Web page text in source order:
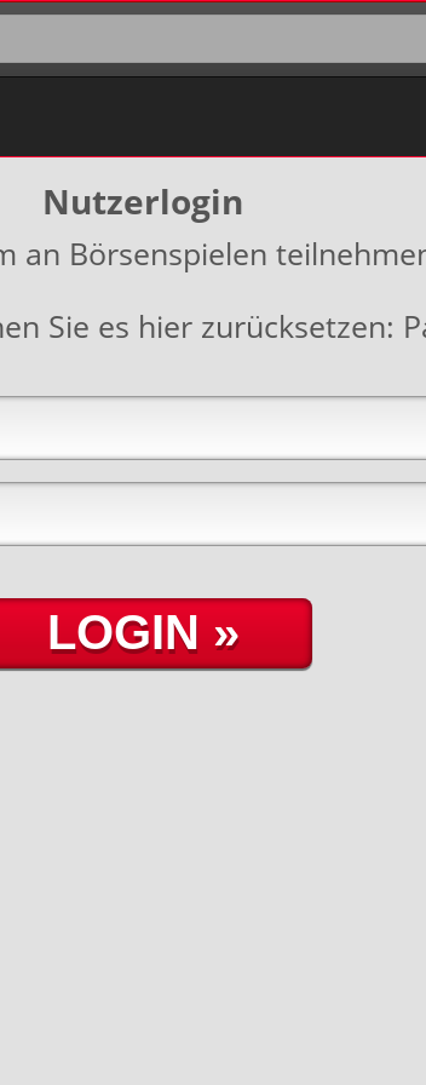
Nutzerlogin
an Börsenspielen
Sie es hier zurücksetzen: